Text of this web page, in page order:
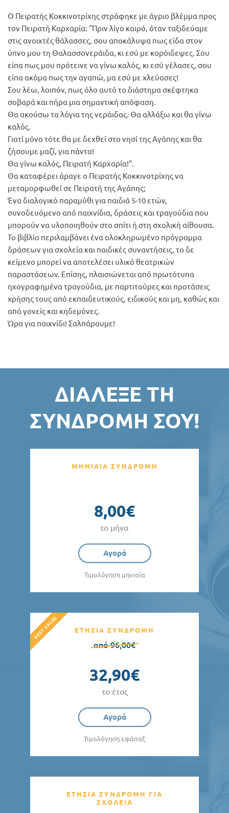
Ο Πειρατής Κοκκινοτρίχης στράφηκε με άγριο βλέμμα προς
τον Πειρατή Καρχαρία: "Πριν λίγο καιρό, όταν ταξιδεύαμε
στις ανοιχτές θάλασσες, σου αποκάλυψα πως είδα στον
ύπνο μου τη Θαλασσονεράιδα, κι εσύ με κορόιδεψες. Σου
είπα πως μου πρότεινε να γίνω καλός, κι εσύ γέλασες, σου
είπα ακόμα πως την αγαπώ, μα εσύ με χλεύασες!
Σου λέω, λοιπόν, πως όλο αυτό το διάστημα σκέφτηκα
σοβαρά και πήρα μια σημαντική απόφαση.
Θα ακούσω τα λόγια της νεράιδας. Θα αλλάξω και θα γίνω
καλός.
Γιατί μόνο τότε θα με δεχθεί στο νησί της Αγάπης και θα
ζήσουμε μαζί, για πάντα!
Θα γίνω καλός, Πειρατή Καρχαρία!".
Θα καταφέρει άραγε ο Πειρατής Κοκκινοτρίχης να
μεταμορφωθεί σε Πειρατή της Αγάπης;
Ένα διαλογικό παραμύθι για παιδιά 5-10 ετών,
συνοδευόμενο από παιχνίδια, δράσεις και τραγούδια που
μπορούν να υλοποιηθούν στο σπίτι ή στη σχολική αίθουσα.
Το βιβλίο περιλαμβάνει ένα ολοκληρωμένο πρόγραμμα
δράσεων για σχολεία και παιδικές συναντήσεις, το δε
κείμενο μπορεί να αποτελέσει υλικό θεατρικών
παραστάσεων. Επίσης, πλαισιώνεται από πρωτότυπα
ηχογραφημένα τραγούδια, με παρτιτούρες και προτάσεις
χρήσης τους από εκπαιδευτικούς, ειδικούς και μη, καθώς και
από γονείς και κηδεμόνες.
Ώρα για παιχνίδι! Σαλπάρουμε!
ΔΙΆΛΕΞΕ ΤΗ
ΣΥΝΔΡΟΜΉ ΣΟΥ!
ΜΗΝΙΑΙΑ ΣΥΝΔΡΟΜΗ
8,00€
το μήνα
Αγορά
Τιμολόγηση μηνιαία
ΕΤΗΣΙΑ ΣΥΝΔΡΟΜΗ
από 96,00€
32,90€
το έτος
Αγορά
Τιμολόγηση εφάπαξ
ΕΤΗΣΙΑ ΣΥΝΔΡΟΜΗ ΓΙΑ
ΣΧΟΛΕΙΑ